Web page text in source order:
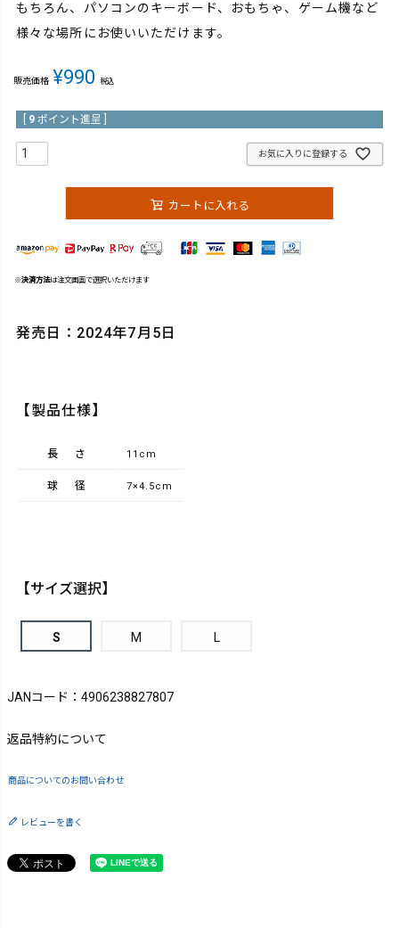
もちろん、パソコンのキーボード、おもちゃ、ゲーム機など
様々な場所にお使いいただけます。
販売価格 ¥990 税込
9 ポイント進呈 ]
お気に入りに登録する
カートに入れる
※決済方法は注文画面で選択いただけます
発売日：2024年7月5日
【製品仕様】
長さ 11cm
球径 7×4.5cm
【サイズ選択】
S M L
JANコード：4906238827807
返品特約について
商品についてのお問い合わせ
レビューを書く